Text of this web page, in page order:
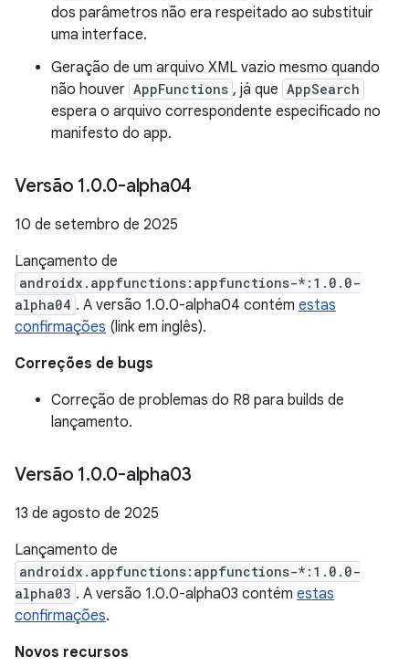
dos parâmetros não era respeitado ao substituir
uma interface.
Geração de um arquivo XML vazio mesmo quando
não houver AppFunctions , já que AppSearch
espera o arquivo correspondente especificado no
manifesto do app.
Versão 1.0.0-alpha04
10 de setembro de 2025
Lançamento de
androidx.appfunctions:appfunctions-*:1.0.0-
alpha04 . A versão 1.0.0-alpha04 contém estas
confirmações (link em inglês).
Correções de bugs
Correção de problemas do R8 para builds de
lançamento.
Versão 1.0.0-alpha03
13 de agosto de 2025
Lançamento de
androidx.appfunctions:appfunctions-*:1.0.0-
alpha03 . A versão 1.0.0-alpha03 contém estas
confirmações.
Novos recursos